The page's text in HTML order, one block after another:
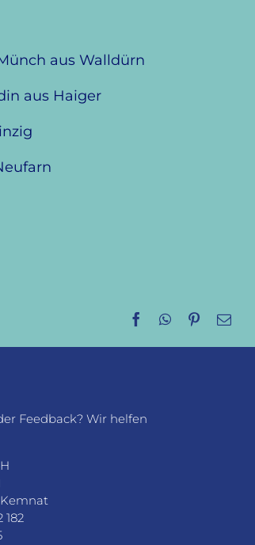
aus Walldürn
aus Haiger
Facebook
WhatsApp
Pinterest
E-
Feedback? Wir helfen
182